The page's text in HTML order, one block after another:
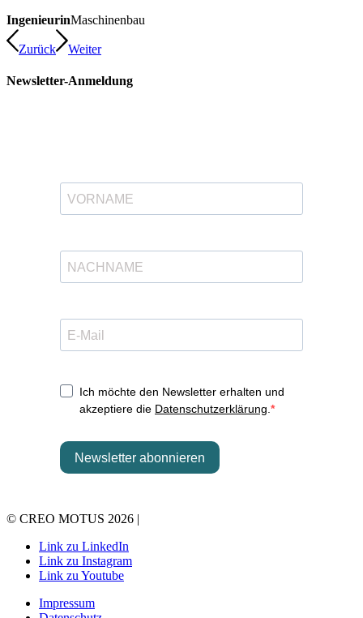
IngenieurinMaschinenbau
Zurück Weiter
Newsletter-Anmeldung
© CREO MOTUS 2026 |
Link zu LinkedIn
Link zu Instagram
Link zu Youtube
Impressum